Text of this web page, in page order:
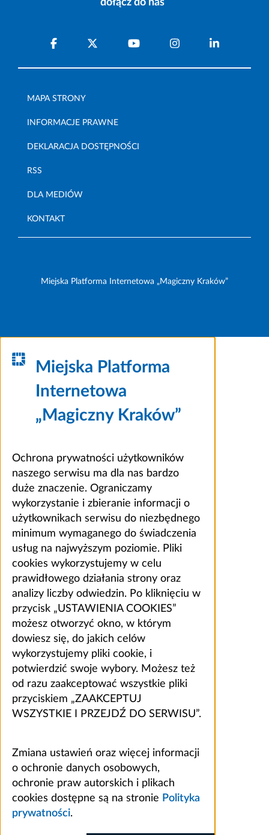
MAPA STRONY
INFORMACJE PRAWNE
DEKLARACJA DOSTĘPNOŚCI
RSS
DLA MEDIÓW
KONTAKT
Miejska Platforma Internetowa „Magiczny Kraków”
Miejska Platforma
Internetowa
„Magiczny Kraków”
Ochrona prywatności użytkowników
naszego serwisu ma dla nas bardzo
duże znaczenie. Ograniczamy
wykorzystanie i zbieranie informacji o
użytkownikach serwisu do niezbędnego
minimum wymaganego do świadczenia
usług na najwyższym poziomie. Pliki
cookies wykorzystujemy w celu
prawidłowego działania strony oraz
analizy liczby odwiedzin. Po kliknięciu w
przycisk „USTAWIENIA COOKIES”
możesz otworzyć okno, w którym
dowiesz się, do jakich celów
wykorzystujemy pliki cookie, i
potwierdzić swoje wybory. Możesz też
od razu zaakceptować wszystkie pliki
przyciskiem „ZAAKCEPTUJ
WSZYSTKIE I PRZEJDŹ DO SERWISU”.
Zmiana ustawień oraz więcej informacji
o ochronie danych osobowych,
ochronie praw autorskich i plikach
cookies dostępne są na stronie Polityka
prywatności.